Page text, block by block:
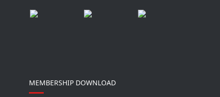
MEMBERSHIP DOWNLOAD